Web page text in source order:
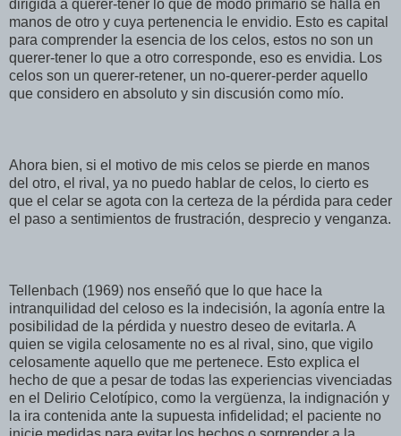
dirigida a querer-tener lo que de modo primario se halla en
manos de otro y cuya pertenencia le envidio. Esto es capital
para comprender la esencia de los celos, estos no son un
querer-tener lo que a otro corresponde, eso es envidia. Los
celos son un querer-retener, un no-querer-perder aquello
que considero en absoluto y sin discusión como mío.
Ahora bien, si el motivo de mis celos se pierde en manos
del otro, el rival, ya no puedo hablar de celos, lo cierto es
que el celar se agota con la certeza de la pérdida para ceder
el paso a sentimientos de frustración, desprecio y venganza.
Tellenbach (1969) nos enseñó que lo que hace la
intranquilidad del celoso es la indecisión, la agonía entre la
posibilidad de la pérdida y nuestro deseo de evitarla. A
quien se vigila celosamente no es al rival, sino, que vigilo
celosamente aquello que me pertenece. Esto explica el
hecho de que a pesar de todas las experiencias vivenciadas
en el Delirio Celotípico, como la vergüenza, la indignación y
la ira contenida ante la supuesta infidelidad; el paciente no